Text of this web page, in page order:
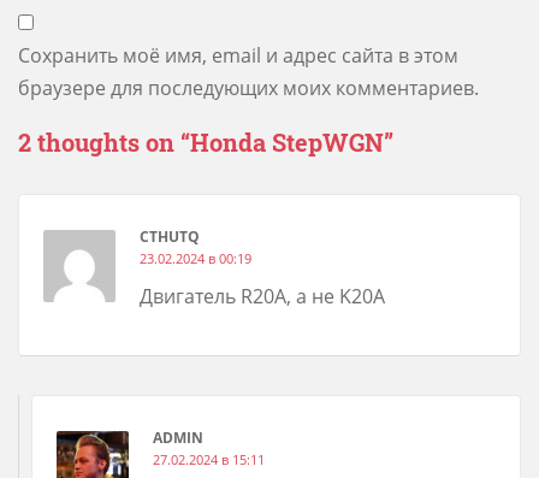
Сохранить моё имя, email и адрес сайта в этом
браузере для последующих моих комментариев.
2 thoughts on “Honda StepWGN”
CTHUTQ
23.02.2024 в 00:19
Двигатель R20A, а не K20A
ADMIN
27.02.2024 в 15:11